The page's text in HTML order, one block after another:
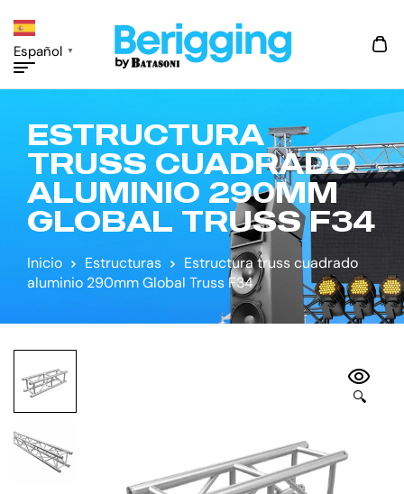
Español ▼
ESTRUCTURA
TRUSS CUADRADO
ALUMINIO 290MM
GLOBAL TRUSS F34
Inicio Estructuras
Estructura truss cuadrado
aluminio 290mm Global Truss F34
🔍